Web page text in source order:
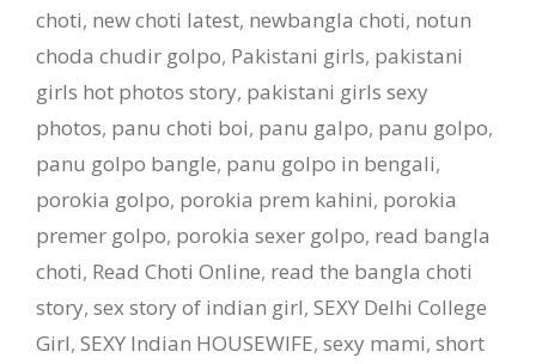
choti, new choti latest, newbangla choti, notun
choda chudir golpo, Pakistani girls, pakistani
girls hot photos story, pakistani girls sexy
photos, panu choti boi, panu galpo, panu golpo,
panu golpo bangle, panu golpo in bengali,
porokia golpo, porokia prem kahini, porokia
premer golpo, porokia sexer golpo, read bangla
choti, Read Choti Online, read the bangla choti
story, sex story of indian girl, SEXY Delhi College
Girl, SEXY Indian HOUSEWIFE, sexy mami, short